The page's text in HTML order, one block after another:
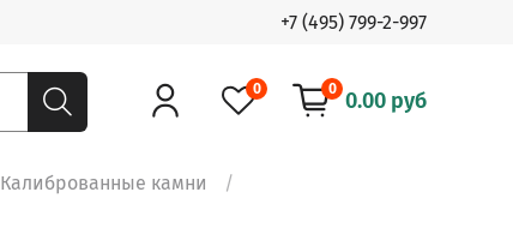
+7 (495) 799-2-997
0 0 0.00 руб
Калиброванные камни